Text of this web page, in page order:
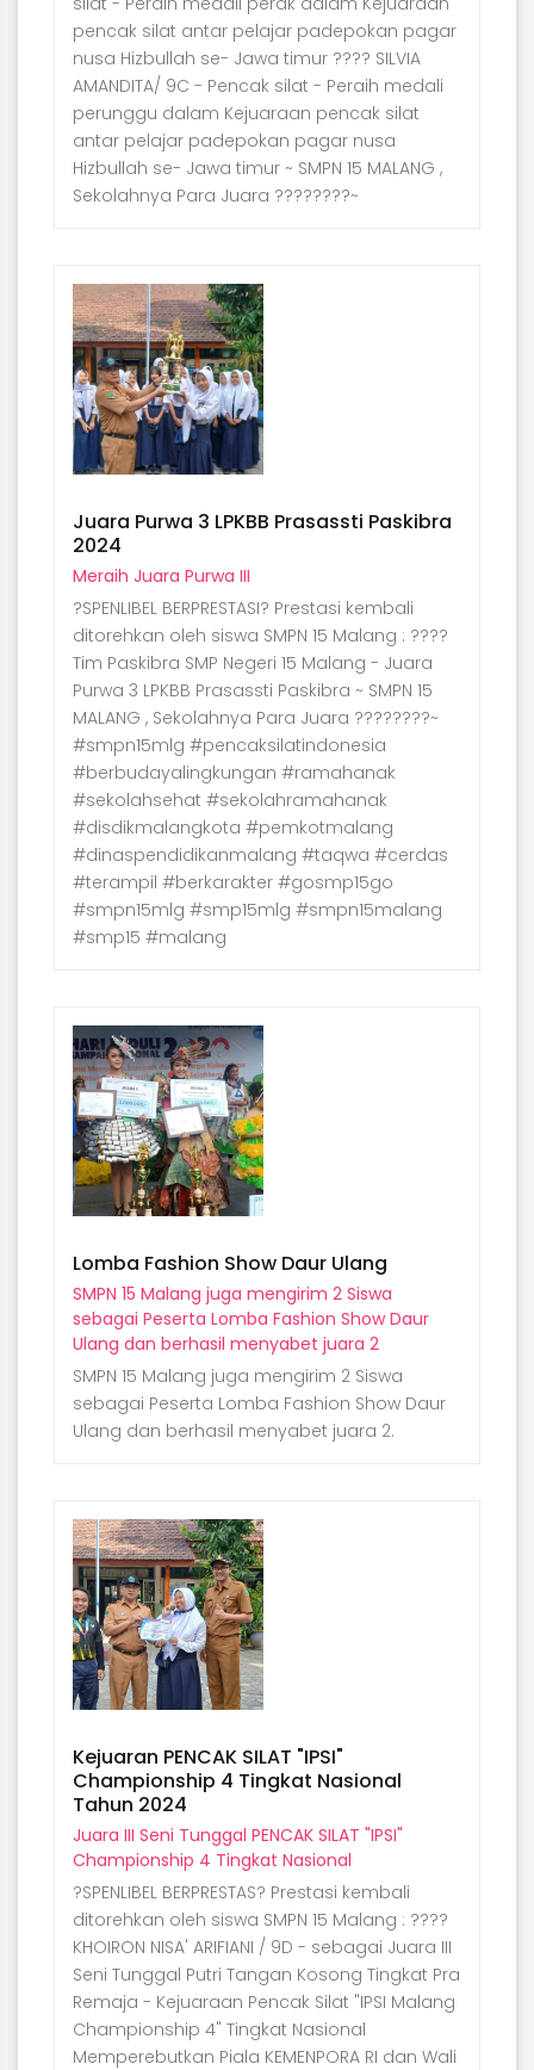
pencak silat antar pelajar padepokan pagar
nusa Hizbullah se- Jawa timur ???? SILVIA
AMANDITA/ 9C - Pencak silat - Peraih medali
perunggu dalam Kejuaraan pencak silat
antar pelajar padepokan pagar nusa
Hizbullah se- Jawa timur ~ SMPN 15 MALANG ,
Sekolahnya Para Juara ????????~
Juara Purwa 3 LPKBB Prasassti Paskibra
2024
Meraih Juara Purwa III
?SPENLIBEL BERPRESTASI? Prestasi kembali
ditorehkan oleh siswa SMPN 15 Malang : ????
Tim Paskibra SMP Negeri 15 Malang - Juara
Purwa 3 LPKBB Prasassti Paskibra ~ SMPN 15
MALANG , Sekolahnya Para Juara ????????~
#smpn15mlg #pencaksilatindonesia
#berbudayalingkungan #ramahanak
#sekolahsehat #sekolahramahanak
#disdikmalangkota #pemkotmalang
#dinaspendidikanmalang #taqwa #cerdas
#terampil #berkarakter #gosmp15go
#smpn15mlg #smp15mlg #smpn15malang
#smp15 #malang
Lomba Fashion Show Daur Ulang
SMPN 15 Malang juga mengirim 2 Siswa
sebagai Peserta Lomba Fashion Show Daur
Ulang dan berhasil menyabet juara 2
SMPN 15 Malang juga mengirim 2 Siswa
sebagai Peserta Lomba Fashion Show Daur
Ulang dan berhasil menyabet juara 2.
Kejuaran PENCAK SILAT "IPSI"
Championship 4 Tingkat Nasional
Tahun 2024
Juara III Seni Tunggal PENCAK SILAT "IPSI"
Championship 4 Tingkat Nasional
?SPENLIBEL BERPRESTAS? Prestasi kembali
ditorehkan oleh siswa SMPN 15 Malang : ????
KHOIRON NISA' ARIFIANI / 9D - sebagai Juara III
Seni Tunggal Putri Tangan Kosong Tingkat Pra
Remaja - Kejuaraan Pencak Silat "IPSI Malang
Championship 4" Tingkat Nasional
Memperebutkan Piala KEMENPORA RI dan Wali